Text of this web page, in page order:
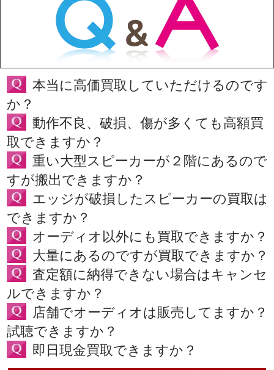
本当に高価買取していただけるのです
か？
動作不良、破損、傷が多くても高額買
取できますか？
重い大型スピーカーが２階にあるので
すが搬出できますか？
エッジが破損したスピーカーの買取は
できますか？
オーディオ以外にも買取できますか？
大量にあるのですが買取できますか？
査定額に納得できない場合はキャンセ
ルできますか？
店舗でオーディオは販売してますか？
試聴できますか？
即日現金買取できますか？